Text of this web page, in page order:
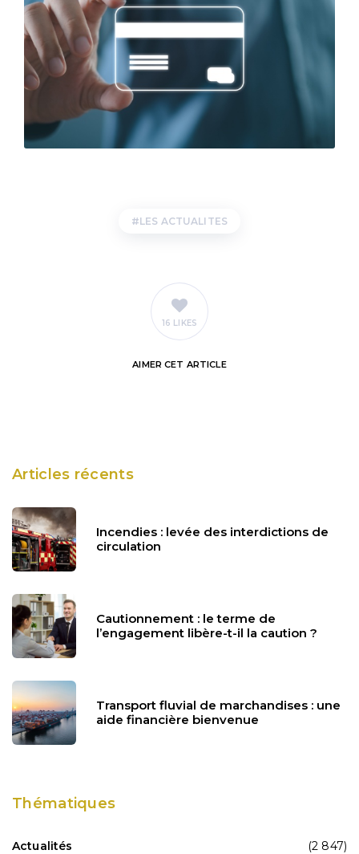
LES ACTUALITES
16 LIKES
AIMER CET ARTICLE
Articles récents
Incendies : levée des interdictions de
circulation
Cautionnement : le terme de
l’engagement libère-t-il la caution ?
Transport fluvial de marchandises : une
aide financière bienvenue
Thématiques
Actualités
(2 847)